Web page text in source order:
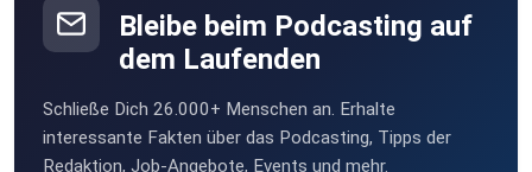
Bleibe beim Podcasting auf
dem Laufenden
Schließe Dich 26.000+ Menschen an. Erhalte
interessante Fakten über das Podcasting, Tipps der
Redaktion, Job-Angebote, Events und mehr.